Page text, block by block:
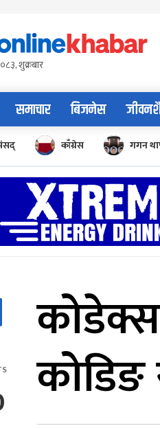
शुक्रबार
समाचार बिजनेस
काँग्रेस गगन
कोडिङ